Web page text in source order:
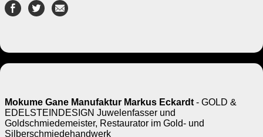
Mokume Gane Manufaktur Markus Eckardt - GOLD &
EDELSTEINDESIGN Juwelenfasser und
Goldschmiedemeister, Restaurator im Gold- und
Silberschmiedehandwerk